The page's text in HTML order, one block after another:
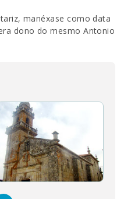
manéxase como data
dono do mesmo Antonio